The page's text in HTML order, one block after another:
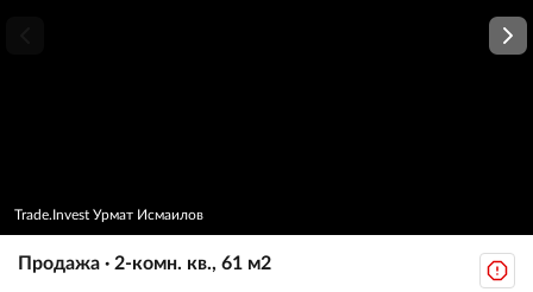
Trade.Invest Урмат Исмаилов
Продажа · 2-комн. кв., 61 м2